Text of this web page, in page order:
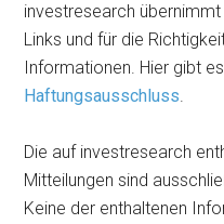
investresearch
Links und für die
Informationen. Hier gibt
Haftungsausschluss.
Die auf investresearch
Mitteilungen sind
Keine der enthaltenen